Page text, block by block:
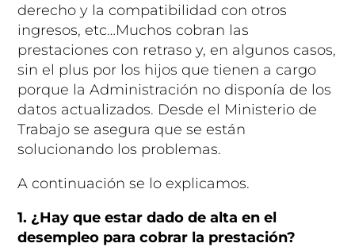
derecho y la compatibilidad con otros
ingresos, etc…Muchos cobran las
prestaciones con retraso y, en algunos casos,
sin el plus por los hijos que tienen a cargo
porque la Administración no disponía de los
datos actualizados. Desde el Ministerio de
Trabajo se asegura que se están
solucionando los problemas.
A continuación se lo explicamos.
1. ¿Hay que estar dado de alta en el
desempleo para cobrar la prestación?